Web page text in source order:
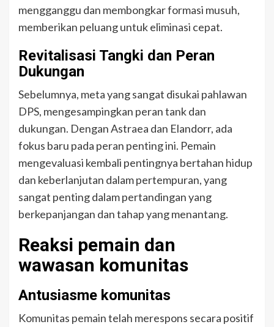
mengganggu dan membongkar formasi musuh,
memberikan peluang untuk eliminasi cepat.
Revitalisasi Tangki dan Peran
Dukungan
Sebelumnya, meta yang sangat disukai pahlawan
DPS, mengesampingkan peran tank dan
dukungan. Dengan Astraea dan Elandorr, ada
fokus baru pada peran penting ini. Pemain
mengevaluasi kembali pentingnya bertahan hidup
dan keberlanjutan dalam pertempuran, yang
sangat penting dalam pertandingan yang
berkepanjangan dan tahap yang menantang.
Reaksi pemain dan
wawasan komunitas
Antusiasme komunitas
Komunitas pemain telah merespons secara positif